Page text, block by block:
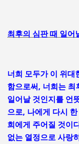
최후의 심판 때 일어
너희 모두가 이 위대
함으로써, 너희는 최
일어날 것인지를 언
으로, 나에게 다시
희에게 주어질 것이
없는 열정으로 사랑